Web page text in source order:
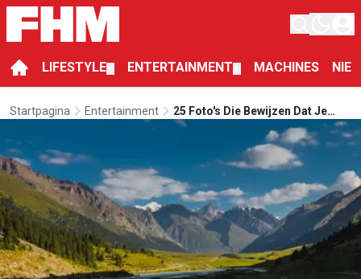
LIFESTYLE ENTERTAINMENT MACHINES
Startpagina Entertainment
25 Foto's Die Bewijzen Dat Je
Naar Kirgistan Moet